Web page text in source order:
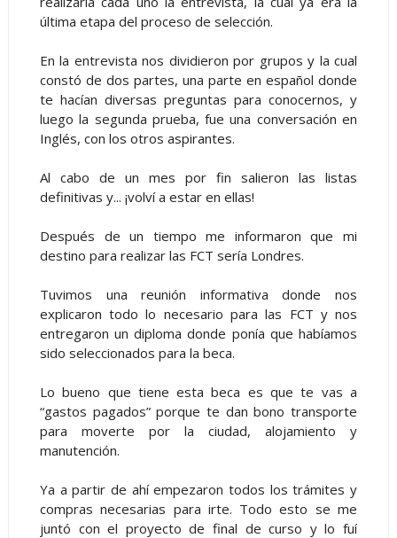
última etapa del proceso de selección.
En la entrevista nos dividieron por grupos y la cual
constó de dos partes, una parte en español donde
te hacían diversas preguntas para conocernos, y
luego la segunda prueba, fue una conversación en
Inglés, con los otros aspirantes.
Al cabo de un mes por fin salieron las listas
definitivas y... ¡volví a estar en ellas!
Después de un tiempo me informaron que mi
destino para realizar las FCT sería Londres.
Tuvimos una reunión informativa donde nos
explicaron todo lo necesario para las FCT y nos
entregaron un diploma donde ponía que habíamos
sido seleccionados para la beca.
Lo bueno que tiene esta beca es que te vas a
“gastos pagados” porque te dan bono transporte
para moverte por la ciudad, alojamiento y
manutención.
Ya a partir de ahí empezaron todos los trámites y
compras necesarias para irte. Todo esto se me
juntó con el proyecto de final de curso y lo fuí